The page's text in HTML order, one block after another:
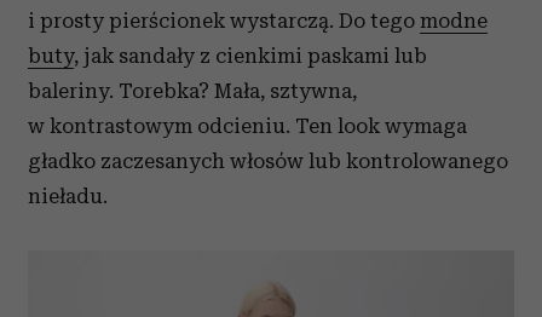
i prosty pierścionek wystarczą. Do tego modne
buty, jak sandały z cienkimi paskami lub
baleriny. Torebka? Mała, sztywna,
w kontrastowym odcieniu. Ten look wymaga
gładko zaczesanych włosów lub kontrolowanego
nieładu.